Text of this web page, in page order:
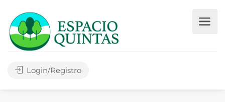
Login/Registro